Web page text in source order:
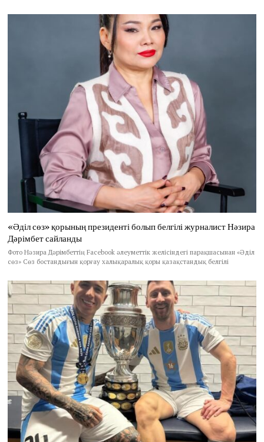
«Әділ сөз» қорының президенті болып белгілі журналист Нәзира
Дәрімбет сайланды
Фото Нәзира Дәрімбеттің Facebook әлеуметтік желісіндегі парақшасынан «Әділ
сөз» Сөз бостандығын қорғау халықаралық қоры қазақстандық белгілі